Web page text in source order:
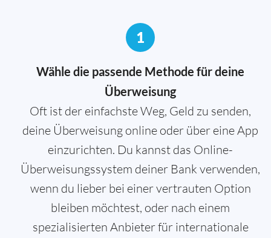
1
Wähle die passende Methode für deine
Überweisung
Oft ist der einfachste Weg, Geld zu senden,
deine Überweisung online oder über eine App
einzurichten. Du kannst das Online-
Überweisungssystem deiner Bank verwenden,
wenn du lieber bei einer vertrauten Option
bleiben möchtest, oder nach einem
spezialisierten Anbieter für internationale